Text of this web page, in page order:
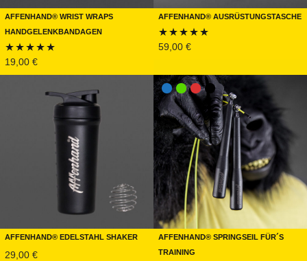
Affenhand® Wrist Wraps
Handgelenkbandagen
Bewertet mit
19,00 €
Affenhand® Ausrüstungstasche
Bewertet mit
59,00 €
Affenhand® Edelstahl Shaker
29,00 €
Affenhand® Springseil für´s
Training